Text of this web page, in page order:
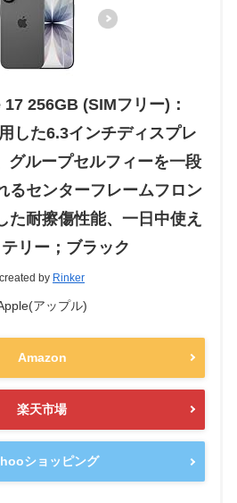
256GB (SIMフリー)：
した6.3インチディスプレ
グループセルフィーを一段
るセンターフレームフロン
た耐擦傷性能、一日中使え
リー；ブラック
created by Rinker
アップル)
Amazon
楽天市場
ショッピング